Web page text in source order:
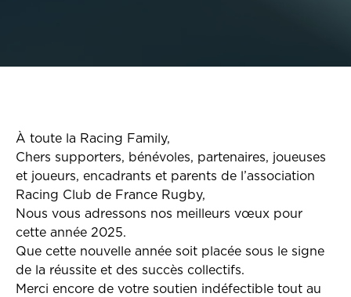
À toute la Racing Family,
Chers supporters, bénévoles, partenaires, joueuses
et joueurs, encadrants et parents de l’association
Racing Club de France Rugby,
Nous vous adressons nos meilleurs vœux pour
cette année 2025.
Que cette nouvelle année soit placée sous le signe
de la réussite et des succès collectifs.
Merci encore de votre soutien indéfectible tout au